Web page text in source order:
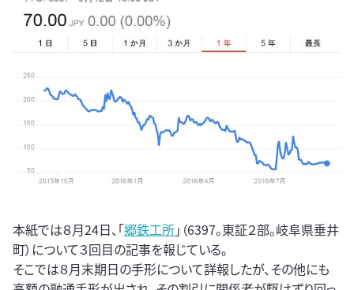
本紙では８月24日、「郷鉄工所」（6397。東証２部。岐阜県垂井
町）について３回目の記事を報じている。
そこでは８月末期日の手形について詳報したが、その他にも